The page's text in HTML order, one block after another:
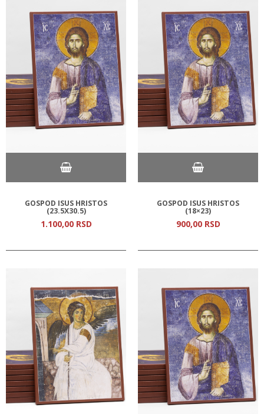
GOSPOD ISUS HRISTOS
(23.5Х30.5)
1.100,00 RSD
GOSPOD ISUS HRISTOS
(18×23)
900,00 RSD